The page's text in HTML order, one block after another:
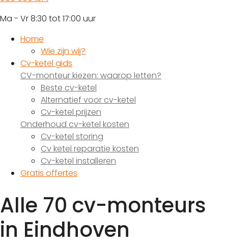
Ma - Vr 8:30 tot 17:00 uur
Home
Wie zijn wij?
Cv-ketel gids
CV-monteur kiezen: waarop letten?
Beste cv-ketel
Alternatief voor cv-ketel
Cv-ketel prijzen
Onderhoud cv-ketel kosten
Cv-ketel storing
Cv ketel reparatie kosten
Cv-ketel installeren
Gratis offertes
Alle 70 cv-monteurs
in Eindhoven